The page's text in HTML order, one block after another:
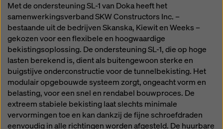
Met de ondersteuning SL-1 van Doka heeft het
samenwerkingsverband SKW Constructors Inc. –
bestaande uit de bedrijven Skanska, Kiewit en Weeks –
gekozen voor een flexibele en hoogwaardige
bekistingsoplossing. De ondersteuning SL-1, die op hoge
lasten berekend is, dient als buitengewoon sterke en
buigstijve onderconstructie voor de tunnelbekisting. Het
modulair opgebouwde systeem zorgt, ongeacht vorm en
belasting, voor een snel en rendabel bouwproces. De
extreem stabiele bekisting laat slechts minimale
vervormingen toe en kan dankzij de fijne schroefdraden
eenvoudig in alle richtingen worden afgesteld. De huurbare